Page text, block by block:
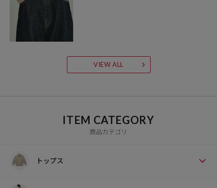
VIEW ALL
ITEM CATEGORY
商品カテゴリ
トップス